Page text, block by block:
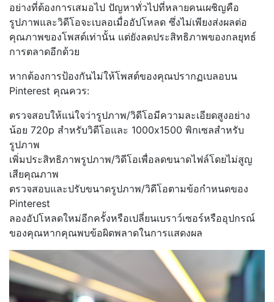
อย่างที่ต้องการเสมอไป ปัญหาทั่วไปที่หลายคนเผชิญคือ
รูปภาพและวิดีโอจะเบลอเมื่ออัปโหลด ซึ่งไม่เพียงส่งผลต่อ
คุณภาพของโพสต์เท่านั้น แต่ยังลดประสิทธิภาพของกลยุทธ์
การตลาดอีกด้วย
หากต้องการป้องกันไม่ให้โพสต์ของคุณปรากฏเบลอบน
Pinterest คุณควร:
ตรวจสอบให้แน่ใจว่ารูปภาพ/วิดีโอมีความละเอียดสูงอย่าง
น้อย 720p สำหรับวิดีโอและ 1000x1500 พิกเซลสำหรับ
รูปภาพ
เพิ่มประสิทธิภาพรูปภาพ/วิดีโอเพื่อลดขนาดไฟล์โดยไม่สูญ
เสียคุณภาพ
ตรวจสอบและปรับขนาดรูปภาพ/วิดีโอตามข้อกำหนดของ
Pinterest
ลองอัปโหลดใหม่อีกครั้งหรือเปลี่ยนเบราว์เซอร์หรืออุปกรณ์
ของคุณหากคุณพบข้อผิดพลาดในการแสดงผล